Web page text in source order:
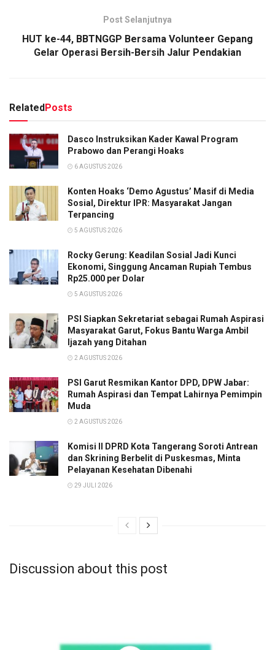
Post Selanjutnya
HUT ke-44, BBTNGGP Bersama Volunteer Gepang
Gelar Operasi Bersih-Bersih Jalur Pendakian
RelatedPosts
Dasco Instruksikan Kader Kawal Program
Prabowo dan Perangi Hoaks
6 AGUSTUS 2026
Konten Hoaks ‘Demo Agustus’ Masif di Media
Sosial, Direktur IPR: Masyarakat Jangan
Terpancing
5 AGUSTUS 2026
Rocky Gerung: Keadilan Sosial Jadi Kunci
Ekonomi, Singgung Ancaman Rupiah Tembus
Rp25.000 per Dolar
5 AGUSTUS 2026
PSI Siapkan Sekretariat sebagai Rumah Aspirasi
Masyarakat Garut, Fokus Bantu Warga Ambil
Ijazah yang Ditahan
2 AGUSTUS 2026
PSI Garut Resmikan Kantor DPD, DPW Jabar:
Rumah Aspirasi dan Tempat Lahirnya Pemimpin
Muda
2 AGUSTUS 2026
Komisi II DPRD Kota Tangerang Soroti Antrean
dan Skrining Berbelit di Puskesmas, Minta
Pelayanan Kesehatan Dibenahi
29 JULI 2026
Discussion about this post